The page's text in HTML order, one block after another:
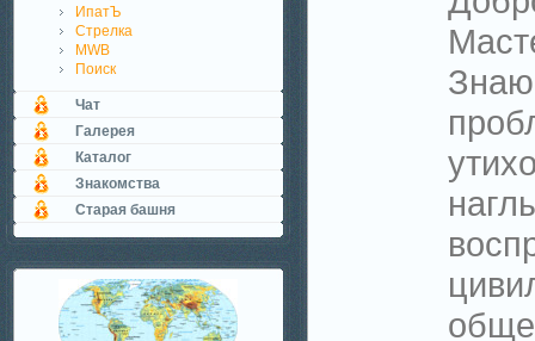
ИпатЪ
Стрелка
MWB
Поиск
Чат
Галерея
Каталог
Знакомства
Старая башня